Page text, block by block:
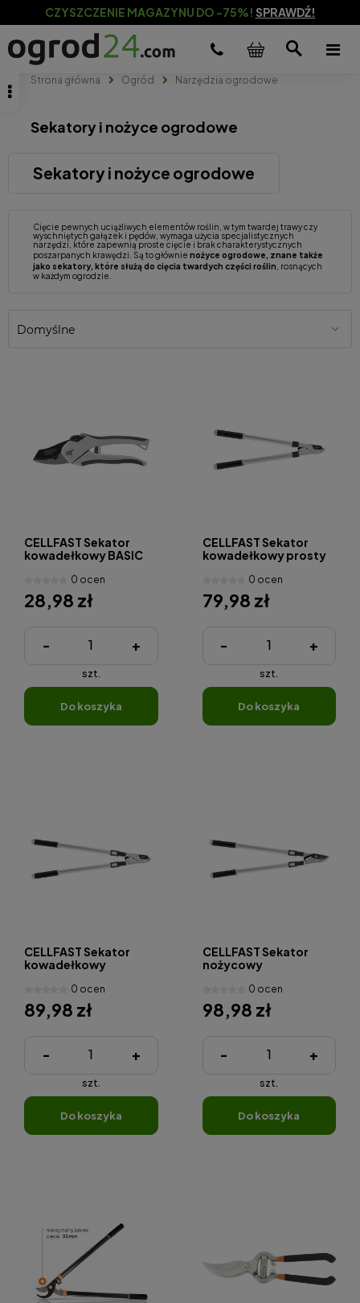
CZYSZCZENIE MAGAZYNU DO -75%! SPRAWDŹ!
Strona główna Ogród Narzędzia ogrodowe
Sekatory i nożyce ogrodowe
Sekatory i nożyce ogrodowe
Cięcie pewnych uciążliwych elementów roślin, w tym twardej trawy czy
wyschniętych gałązek i pędów, wymaga użycia specjalistycznych
narzędzi, które zapewnią proste cięcie i brak charakterystycznych
poszarpanych krawędzi. Są to głównie nożyce ogrodowe, znane także
jako sekatory, które służą do cięcia twardych części roślin , rosnących
w każdym ogrodzie.
CELLFAST Sekator
kowadełkowy BASIC
0 ocen
28,98 zł
- +
szt.
do koszyka
CELLFAST Sekator
kowadełkowy prosty
0 ocen
79,98 zł
- +
szt.
do koszyka
CELLFAST Sekator
kowadełkowy
0 ocen
89,98 zł
- +
szt.
do koszyka
CELLFAST Sekator
nożycowy
0 ocen
98,98 zł
- +
szt.
do koszyka